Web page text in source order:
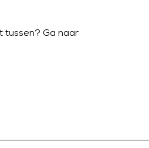
tussen? Ga naar